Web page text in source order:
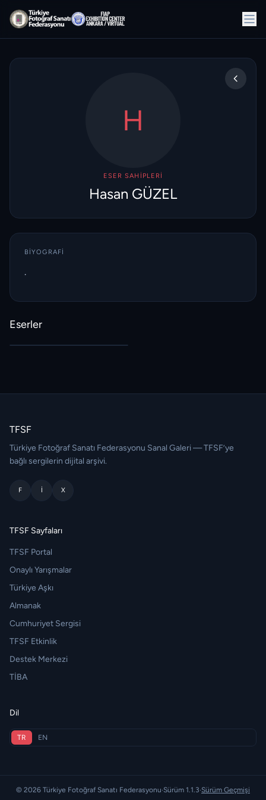
H
ESER SAHIPLERI
Hasan GÜZEL
BIYOGRAFI
.
Eserler
TFSF
Türkiye Fotoğraf Sanatı Federasyonu Sanal Galeri — TFSF’ye
bağlı sergilerin dijital arşivi.
F I X
TFSF Sayfaları
TFSF Portal
Onaylı Yarışmalar
Türkiye Aşkı
Almanak
Cumhuriyet Sergisi
TFSF Etkinlik
Destek Merkezi
TİBA
Dil
TR EN
© 2026 Türkiye Fotoğraf Sanatı Federasyonu·Sürüm 1.1.3·Sürüm Geçmişi